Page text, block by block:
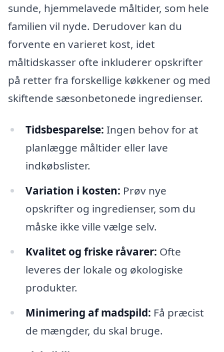
sunde, hjemmelavede måltider, som hele
familien vil nyde. Derudover kan du
forvente en varieret kost, idet
måltidskasser ofte inkluderer opskrifter
på retter fra forskellige køkkener og med
skiftende sæsonbetonede ingredienser.
Tidsbesparelse: Ingen behov for at
planlægge måltider eller lave
indkøbslister.
Variation i kosten: Prøv nye
opskrifter og ingredienser, som du
måske ikke ville vælge selv.
Kvalitet og friske råvarer: Ofte
leveres der lokale og økologiske
produkter.
Minimering af madspild: Få præcist
de mængder, du skal bruge.